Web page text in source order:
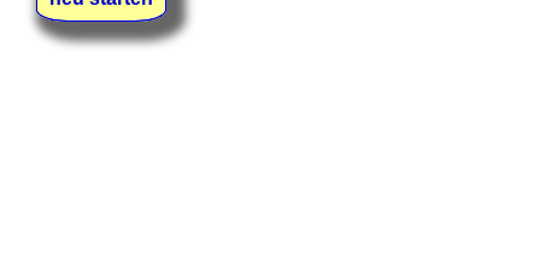
Sara ging ins Kino. Vorher